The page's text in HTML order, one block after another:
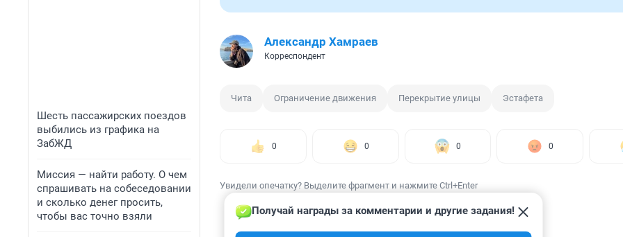
Шесть пассажирских поездов
выбились из графика на
ЗабЖД
Миссия — найти работу. О чем
спрашивать на собеседовании
и сколько денег просить,
чтобы вас точно взяли
Александр Хамраев
Корреспондент
Чита Ограничение движения Перекрытие улицы Эстафета
0 0 0 0
Увидели опечатку? Выделите фрагмент и нажмите Ctrl+Enter
Получай награды за комментарии и другие задания!